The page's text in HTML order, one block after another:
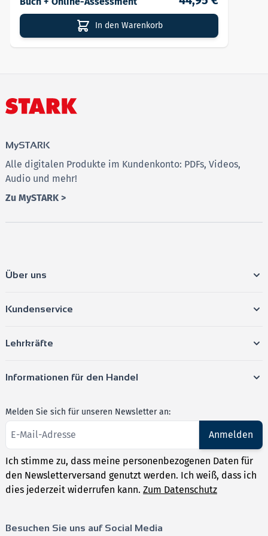
In den Warenkorb
MySTARK
Alle digitalen Produkte im Kundenkonto: PDFs, Videos,
Audio und mehr!
Zu MySTARK >
Über uns
Kundenservice
Lehrkräfte
Informationen für den Handel
Melden Sie sich für unseren Newsletter an:
Anmelden
Ich stimme zu, dass meine personenbezogenen Daten für
den Newsletterversand genutzt werden. Ich weiß, dass ich
dies jederzeit widerrufen kann. Zum Datenschutz
Besuchen Sie uns auf Social Media